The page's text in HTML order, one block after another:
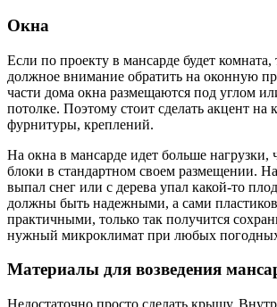
Окна
Если по проекту в мансарде будет комната,
должное внимание обратить на оконную
части дома окна размещаются под углом
потолке. Поэтому стоит сделать акцент на
фурнитуры, креплений.
На окна в мансарде идет больше нагрузки,
блоки в стандартном своем размещении.
выпал снег или с дерева упал какой-то
должны быть надежными, а сами
практичными, только так получится
нужный микроклимат при любых
Материалы для возведения
Недостаточно просто сделать крышу.